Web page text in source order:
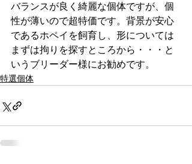
バランスが良く綺麗な個体ですが、個
性が薄いので超特価です。背景が安心
であるホペイを飼育し、形については
まずは拘りを探すところから・・・と
いうブリーダー様にお勧めです。
特選個体